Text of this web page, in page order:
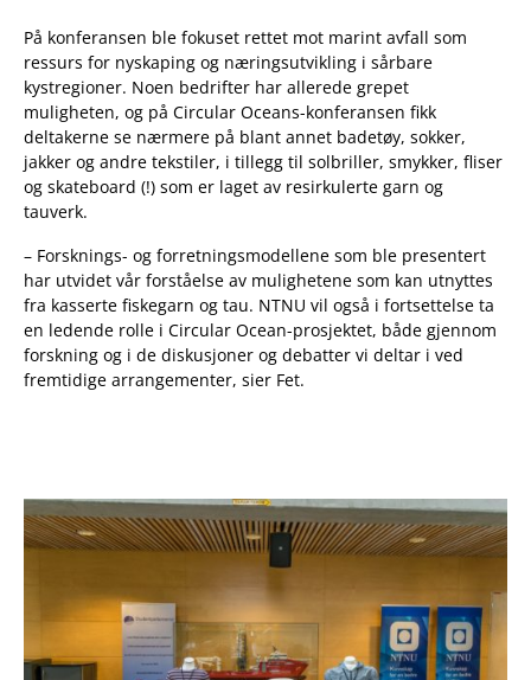
På konferansen ble fokuset rettet mot marint avfall som
ressurs for nyskaping og næringsutvikling i sårbare
kystregioner. Noen bedrifter har allerede grepet
muligheten, og på Circular Oceans-konferansen fikk
deltakerne se nærmere på blant annet badetøy, sokker,
jakker og andre tekstiler, i tillegg til solbriller, smykker, fliser
og skateboard (!) som er laget av resirkulerte garn og
tauverk.
– Forsknings- og forretningsmodellene som ble presentert
har utvidet vår forståelse av mulighetene som kan utnyttes
fra kasserte fiskegarn og tau. NTNU vil også i fortsettelse ta
en ledende rolle i Circular Ocean-prosjektet, både gjennom
forskning og i de diskusjoner og debatter vi deltar i ved
fremtidige arrangementer, sier Fet.